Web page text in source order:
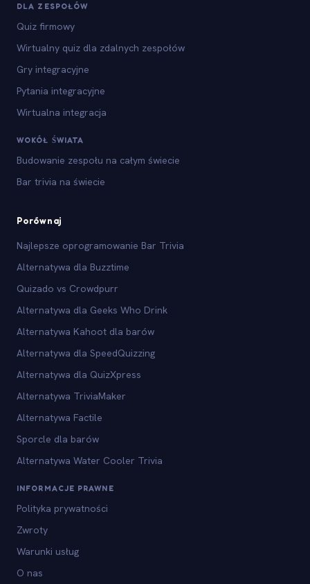
DLA ZESPOŁÓW
Quiz firmowy
Wirtualny quiz dla zdalnych zespołów
Gry integracyjne
Pytania integracyjne
Wirtualna integracja
WOKÓŁ ŚWIATA
Budowanie zespołu na całym świecie
Bar trivia na świecie
Porównaj
Najlepsze oprogramowanie Bar Trivia
Alternatywa dla Buzztime
Quizado vs Crowdpurr
Alternatywa dla Geeks Who Drink
Alternatywa Kahoot dla barów
Alternatywa dla SpeedQuizzing
Alternatywa dla QuizXpress
Alternatywa TriviaMaker
Alternatywa Factile
Sporcle dla barów
Alternatywa Water Cooler Trivia
INFORMACJE PRAWNE
Polityka prywatności
Zwroty
Warunki usług
O nas